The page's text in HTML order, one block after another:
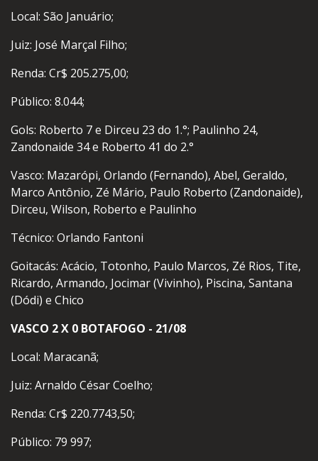
Local: São Januário;
Juiz: José Marçal Filho;
Renda: Cr$ 205.275,00;
Público: 8.044;
Gols: Roberto 7 e Dirceu 23 do 1.°; Paulinho 24,
Zandonaide 34 e Roberto 41 do 2.°
Vasco: Mazarópi, Orlando (Fernando), Abel, Geraldo,
Marco Antônio, Zé Mário, Paulo Roberto (Zandonaide),
Dirceu, Wilson, Roberto e Paulinho
Técnico: Orlando Fantoni
Goitacás: Acácio, Totonho, Paulo Marcos, Zé Rios, Tite,
Ricardo, Armando, Jocimar (Vivinho), Piscina, Santana
(Dódi) e Chico
VASCO 2 X 0 BOTAFOGO - 21/08
Local: Maracanã;
Juiz: Arnaldo César Coelho;
Renda: Cr$ 220.7743,50;
Público: 79 997;